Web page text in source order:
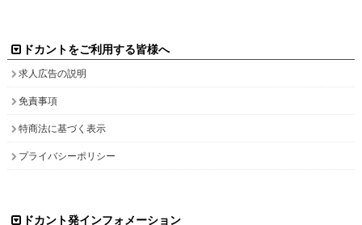
ドカントをご利用する皆様へ
求人広告の説明
免責事項
特商法に基づく表示
プライバシーポリシー
ドカント発インフォメーション